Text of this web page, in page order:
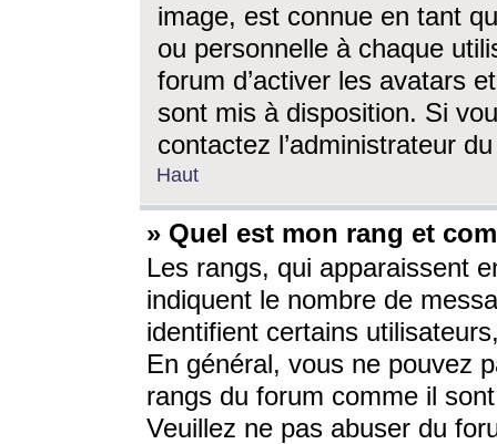
image, est connue en tant
ou personnelle à chaque
forum d’activer les avatars
sont mis à disposition. Si
contactez l’administrateur
Haut
» Quel est mon rang et
Les rangs, qui apparaissent
indiquent le nombre de
identifient certains
En général, vous ne pouvez
rangs du forum comme il
Veuillez ne pas abuser du